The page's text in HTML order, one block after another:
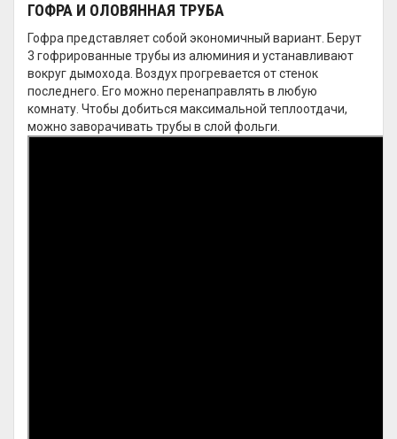
ГОФРА И ОЛОВЯННАЯ ТРУБА
Гофра представляет собой экономичный вариант. Берут
3 гофрированные трубы из алюминия и устанавливают
вокруг дымохода. Воздух прогревается от стенок
последнего. Его можно перенаправлять в любую
комнату. Чтобы добиться максимальной теплоотдачи,
можно заворачивать трубы в слой фольги.